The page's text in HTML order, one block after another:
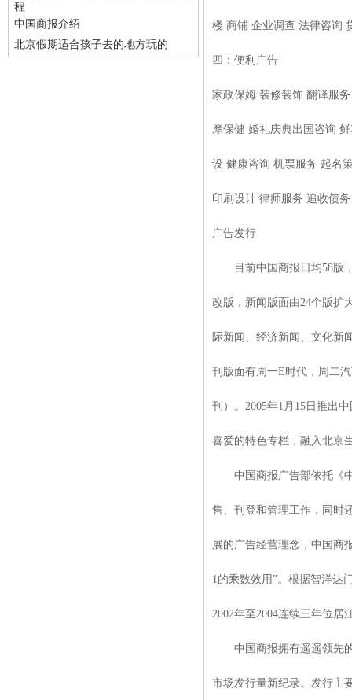
程
中国商报介绍
北京假期适合孩子去的地方玩的
楼 商铺 企业调查 法律咨询
四：便利广告
家政保姆 装修装饰 翻译服
摩保健 婚礼庆典出国咨询
设 健康咨询 机票服务 起名
印刷设计 律师服务 追收债
广告发行
目前中国商报日均58版，
改版，新闻版面由24个版扩
际新闻、经济新闻、文化新
刊版面有周一E时代，周二
刊）。2005年1月15日推出
喜爱的特色专栏，融入北京
中国商报广告部依托《中
售、刊登和管理工作，同时
展的广告经营理念，中国商
1的乘数效用”。根据智洋达
2002年至2004连续三年位
中国商报拥有遥遥领先的
市场发行量新纪录。发行主